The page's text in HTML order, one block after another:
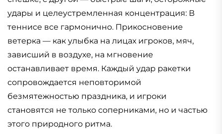
удары и целеустремленная концентрация: В
теннисе все гармонично. Прикосновение
ветерка — как улыбка на лицах игроков, мяч,
зависший в воздухе, на мгновение
останавливает время. Каждый удар ракетки
сопровождается неповторимой
безмятежностью праздника, и игроки
становятся не только соперниками, но и частью
этого природного ритма.